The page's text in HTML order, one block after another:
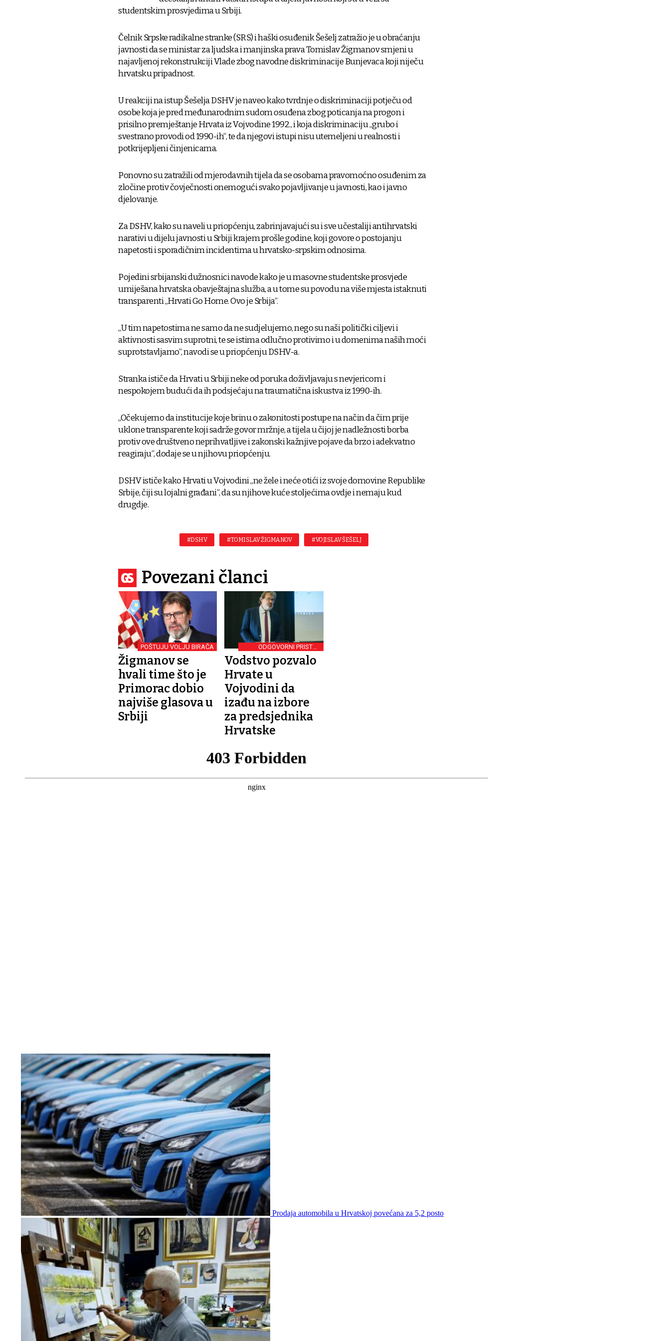
studentskim prosvjedima u Srbiji.
Čelnik Srpske radikalne stranke (SRS) i haški osuđenik Šešelj zatražio je u obraćanju
javnosti da se ministar za ljudska i manjinska prava Tomislav Žigmanov smjeni u
najavljenoj rekonstrukciji Vlade zbog navodne diskriminacije Bunjevaca koji niječu
hrvatsku pripadnost.
U reakciji na istup Šešelja DSHV je naveo kako tvrdnje o diskriminaciji potječu od
osobe koja je pred međunarodnim sudom osuđena zbog poticanja na progon i
prisilno premještanje Hrvata iz Vojvodine 1992., i koja diskriminaciju „grubo i
svestrano provodi od 1990-ih“, te da njegovi istupi nisu utemeljeni u realnosti i
potkrijepljeni činjenicama.
Ponovno su zatražili od mjerodavnih tijela da se osobama pravomoćno osuđenim za
zločine protiv čovječnosti onemogući svako pojavljivanje u javnosti, kao i javno
djelovanje.
Za DSHV, kako su naveli u priopćenju, zabrinjavajući su i sve učestaliji antihrvatski
narativi u dijelu javnosti u Srbiji krajem prošle godine, koji govore o postojanju
napetosti i sporadičnim incidentima u hrvatsko-srpskim odnosima.
Pojedini srbijanski dužnosnici navode kako je u masovne studentske prosvjede
umiješana hrvatska obavještajna služba, a u tome su povodu na više mjesta istaknuti
transparenti „Hrvati Go Home. Ovo je Srbija“.
„U tim napetostima ne samo da ne sudjelujemo, nego su naši politički ciljevi i
aktivnosti sasvim suprotni, te se istima odlučno protivimo i u domenima naših moći
suprotstavljamo“, navodi se u priopćenju DSHV-a.
Stranka ističe da Hrvati u Srbiji neke od poruka doživljavaju s nevjericom i
nespokojem budući da ih podsjećaju na traumatična iskustva iz 1990-ih.
„Očekujemo da institucije koje brinu o zakonitosti postupe na način da čim prije
uklone transparente koji sadrže govor mržnje, a tijela u čijoj je nadležnosti borba
protiv ove društveno neprihvatljive i zakonski kažnjive pojave da brzo i adekvatno
reagiraju“, dodaje se u njihovu priopćenju.
DSHV ističe kako Hrvati u Vojvodini „ne žele i neće otići iz svoje domovine Republike
Srbije, čiji su lojalni građani“, da su njihove kuće stoljećima ovdje i nemaju kud
drugdje.
#DSHV #TOMISLAV ŽIGMANOV #VOJISLAV ŠEŠELJ
Povezani članci
POŠTUJU VOLJU BIRAČA
Žigmanov se
hvali time što je
Primorac dobio
najviše glasova u
Srbiji
ODGOVORNI PRISTUP
DEMOKRACIJI
Vodstvo pozvalo
Hrvate u
Vojvodini da
izađu na izbore
za predsjednika
Hrvatske
Prodaja automobila u Hrvatskoj povećana za 5,2 posto